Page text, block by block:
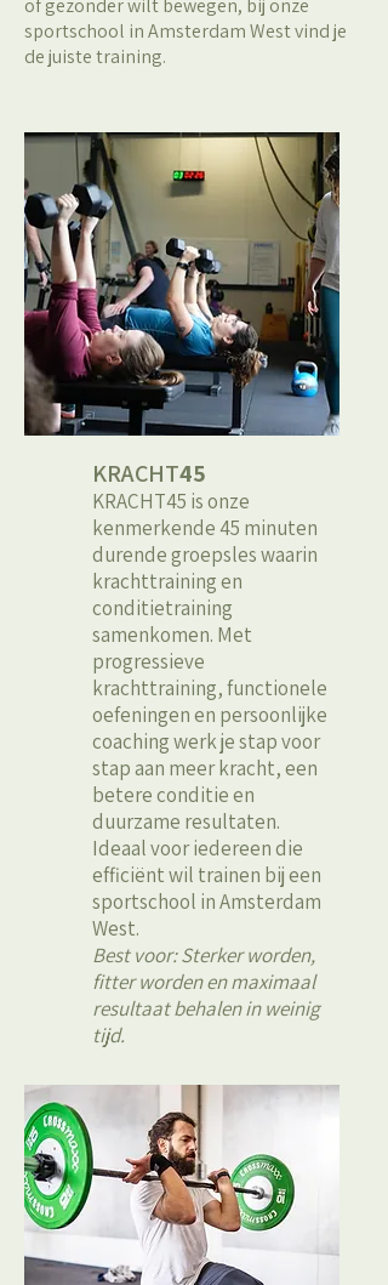
of gezonder wilt bewegen, bij onze
sportschool in Amsterdam West vind je
de juiste training.
KRACHT45
KRACHT45 is onze
kenmerkende 45 minuten
durende groepsles waarin
krachttraining en
conditietraining
samenkomen. Met
progressieve
krachttraining, functionele
oefeningen en persoonlijke
coaching werk je stap voor
stap aan meer kracht, een
betere conditie en
duurzame resultaten.
Ideaal voor iedereen die
efficiënt wil trainen bij een
sportschool in Amsterdam
West.
Best voor: Sterker worden,
fitter worden en maximaal
resultaat behalen in weinig
tijd.